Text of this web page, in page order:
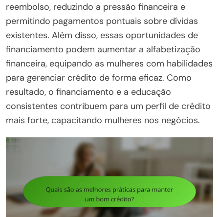
reembolso, reduzindo a pressão financeira e
permitindo pagamentos pontuais sobre dívidas
existentes. Além disso, essas oportunidades de
financiamento podem aumentar a alfabetização
financeira, equipando as mulheres com habilidades
para gerenciar crédito de forma eficaz. Como
resultado, o financiamento e a educação
consistentes contribuem para um perfil de crédito
mais forte, capacitando mulheres nos negócios.